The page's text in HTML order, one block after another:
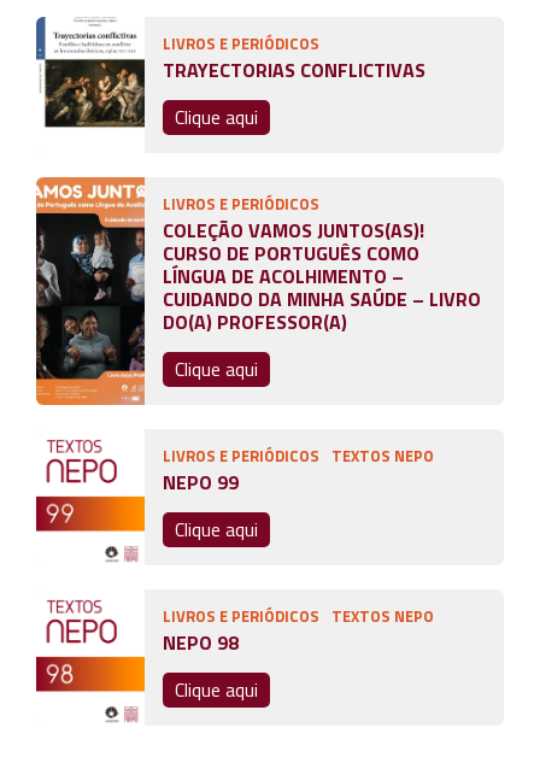
LIVROS E PERIÓDICOS
TRAYECTORIAS CONFLICTIVAS
Clique aqui
LIVROS E PERIÓDICOS
COLEÇÃO VAMOS JUNTOS(AS)!
CURSO DE PORTUGUÊS COMO
LÍNGUA DE ACOLHIMENTO –
CUIDANDO DA MINHA SAÚDE – LIVRO
DO(A) PROFESSOR(A)
Clique aqui
LIVROS E PERIÓDICOS TEXTOS NEPO
NEPO 99
Clique aqui
LIVROS E PERIÓDICOS TEXTOS NEPO
NEPO 98
Clique aqui